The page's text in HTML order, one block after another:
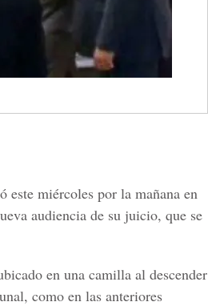
miércoles por la mañana en
audiencia de su juicio, que se
en una camilla al descender
como en las anteriores